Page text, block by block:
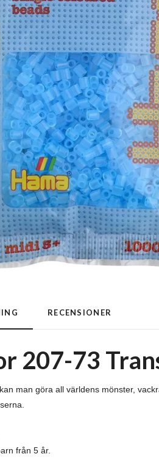
RECENSIONER
207-73
man göra all världens mönster,
från 5 år.